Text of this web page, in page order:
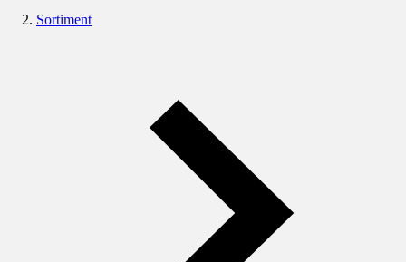
Sortiment